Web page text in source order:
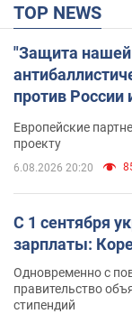
TOP NEWS
"Защита нашей
против России
Европейские
проекту
6.08.2026 20:20
С 1 сентября
зарплаты:
Одновременно с
правительство
стипендий